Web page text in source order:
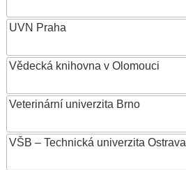
UVN Praha
Vědecká knihovna v Olomouci
Veterinární univerzita Brno
VŠB – Technická univerzita Ostrava